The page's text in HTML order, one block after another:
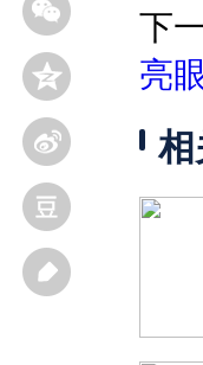
下
亮
相